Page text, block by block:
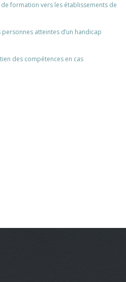
formation vers les établissements de
atteintes d’un handicap
des compétences en cas